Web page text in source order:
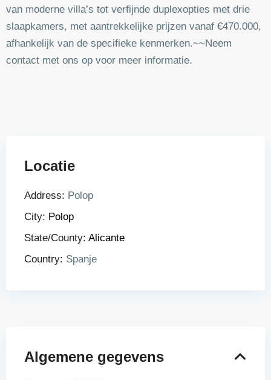
van moderne villa’s tot verfijnde duplexopties met drie
slaapkamers, met aantrekkelijke prijzen vanaf €470.000,
afhankelijk van de specifieke kenmerken.~~Neem
contact met ons op voor meer informatie.
Locatie
Address: Polop
City: Polop
State/County: Alicante
Country: Spanje
Algemene gegevens